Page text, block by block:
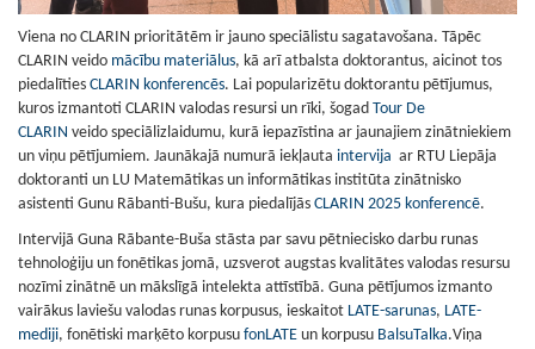
Viena no CLARIN prioritātēm ir jauno speciālistu sagatavošana. Tāpēc
CLARIN veido mācību materiālus, kā arī atbalsta doktorantus, aicinot tos
piedalīties CLARIN konferencēs. Lai popularizētu doktorantu pētījumus,
kuros izmantoti CLARIN valodas resursi un rīki, šogad Tour De
CLARIN veido speciālizlaidumu, kurā iepazīstina ar jaunajiem zinātniekiem
un viņu pētījumiem. Jaunākajā numurā iekļauta intervija ar RTU Liepāja
doktoranti un LU Matemātikas un informātikas institūta zinātnisko
asistenti Gunu Rābanti-Bušu, kura piedalījās CLARIN 2025 konferencē.
Intervijā Guna Rābante-Buša stāsta par savu pētniecisko darbu runas
tehnoloģiju un fonētikas jomā, uzsverot augstas kvalitātes valodas resursu
nozīmi zinātnē un mākslīgā intelekta attīstībā. Guna pētījumos izmanto
vairākus laviešu valodas runas korpusus, ieskaitot LATE-sarunas, LATE-
mediji, fonētiski marķēto korpusu fonLATE un korpusu BalsuTalka.Viņa